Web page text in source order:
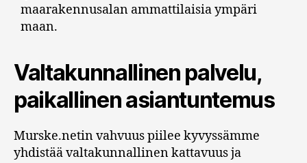
maarakennusalan ammattilaisia ympäri
maan.
Valtakunnallinen palvelu,
paikallinen asiantuntemus
Murske.netin vahvuus piilee kyvyssämme
yhdistää valtakunnallinen kattavuus ja